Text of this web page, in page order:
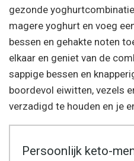
gezonde
magere yoghurt en voeg
bessen en gehakte noten
elkaar en geniet van de
sappige bessen en
boordevol eiwitten, vezels
verzadigd te houden en je
Persoonlijk keto-